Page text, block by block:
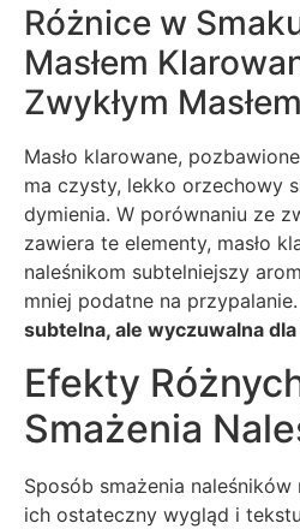
Różnice w
Masłem
Zwykłym Masłem
Masło klarowane,
ma czysty, lekko orzechowy
dymienia. W porównaniu ze
zawiera te elementy, masło
naleśnikom subtelniejszy
mniej podatne na przypalanie.
subtelna, ale wyczuwalna
Efekty
Smażenia
Sposób smażenia naleśników
ich ostateczny wygląd i